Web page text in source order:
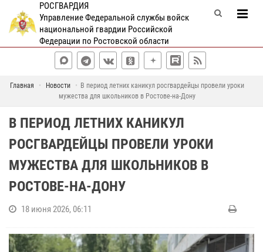
РОСГВАРДИЯ
Управление Федеральной службы войск
национальной гвардии Российской
Федерации по Ростовской области
Главная Новости
В период летних каникул росгвардейцы провели уроки
мужества для школьников в Ростове-на-Дону
В ПЕРИОД ЛЕТНИХ КАНИКУЛ
РОСГВАРДЕЙЦЫ ПРОВЕЛИ УРОКИ
МУЖЕСТВА ДЛЯ ШКОЛЬНИКОВ В
РОСТОВЕ-НА-ДОНУ
18 июня 2026, 06:11